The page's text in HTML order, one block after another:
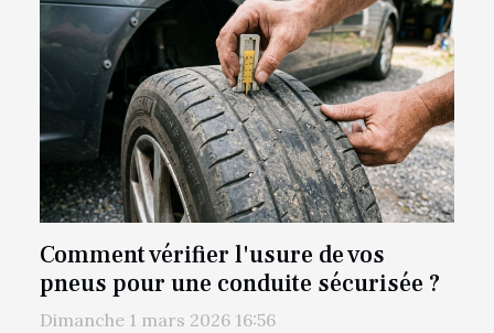
Comment vérifier l'usure de vos
pneus pour une conduite sécurisée ?
Dimanche 1 mars 2026 16:56